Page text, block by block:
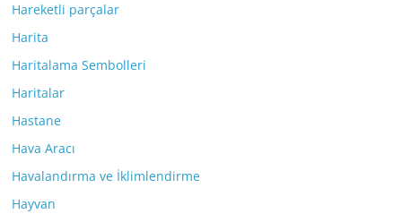
Hareketli parçalar
Harita
Haritalama Sembolleri
Haritalar
Hastane
Hava Aracı
Havalandırma ve İklimlendirme
Hayvan